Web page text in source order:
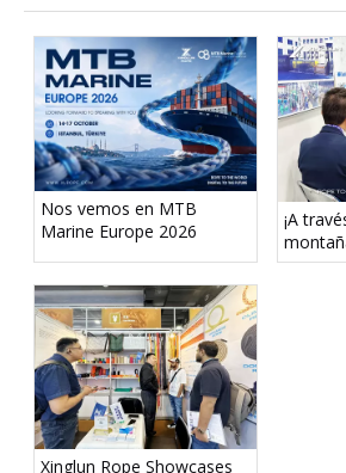
Nos vemos en MTB
Marine Europe 2026
¡A
Tokio!
Xinglun Rope Showcases